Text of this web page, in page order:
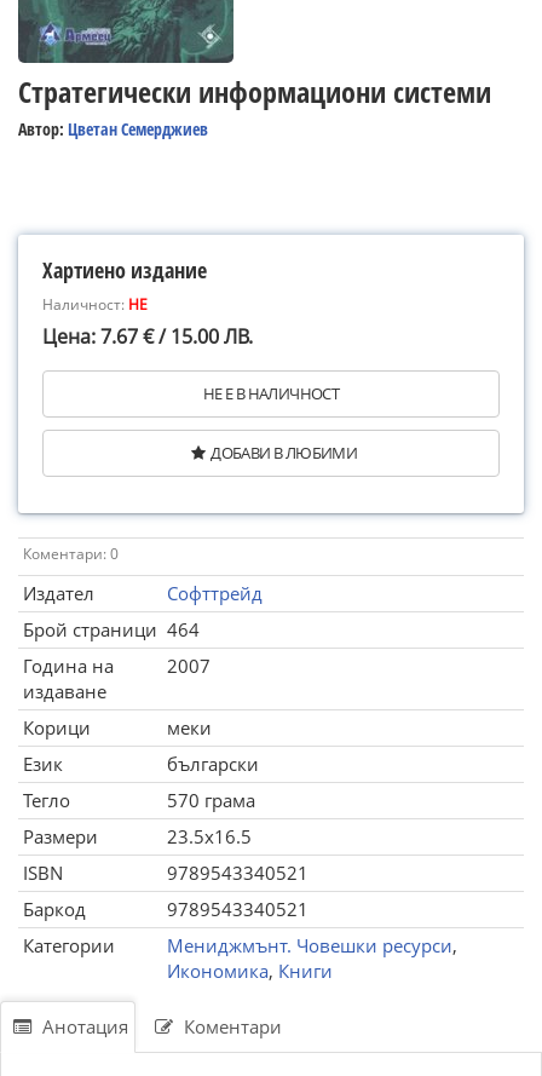
Стратегически информациони системи
Автор: Цветан Семерджиев
Хартиено издание
Наличност: НЕ
Цена: 7.67 € / 15.00 ЛВ.
НЕ Е В НАЛИЧНОСТ
ДОБАВИ В ЛЮБИМИ
Коментари: 0
Издател
Софттрейд
Брой страници 464
Година на
издаване
2007
Корици
меки
Език
български
Тегло
570 грама
Размери
23.5x16.5
ISBN
9789543340521
Баркод
9789543340521
Категории
Мениджмънт. Човешки ресурси,
Икономика, Книги
Анотация Коментари